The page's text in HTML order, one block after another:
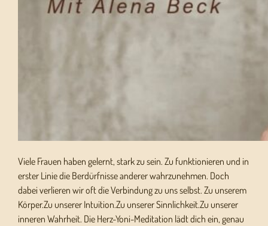
Viele Frauen haben gelernt, stark zu sein. Zu funktionieren und in
erster Linie die Berdürfnisse anderer wahrzunehmen. Doch
dabei verlieren wir oft die Verbindung zu uns selbst. Zu unserem
Körper.Zu unserer Intuition.Zu unserer Sinnlichkeit.Zu unserer
inneren Wahrheit. Die Herz-Yoni-Meditation lädt dich ein, genau